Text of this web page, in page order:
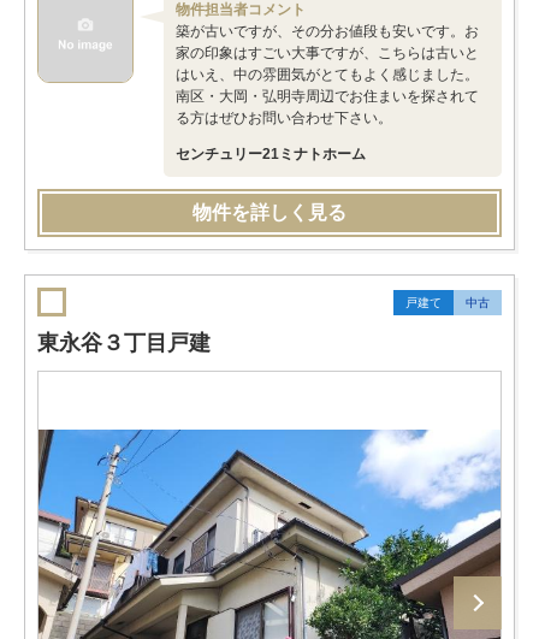
物件担当者コメント
築が古いですが、その分お値段も安いです。お
家の印象はすごい大事ですが、こちらは古いと
はいえ、中の雰囲気がとてもよく感じました。
南区・大岡・弘明寺周辺でお住まいを探されて
る方はぜひお問い合わせ下さい。
センチュリー21ミナトホーム
物件を詳しく見る
戸建て 中古
東永谷３丁目戸建